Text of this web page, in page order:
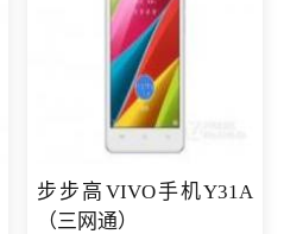
步步高VIVO手机Y31A
（三网通）